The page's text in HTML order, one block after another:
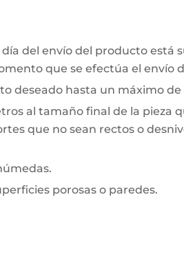
del envío del producto está
que se efectúa el envío
deseado hasta un máximo
al tamaño final de la pieza
que no sean rectos o
porosas o paredes.